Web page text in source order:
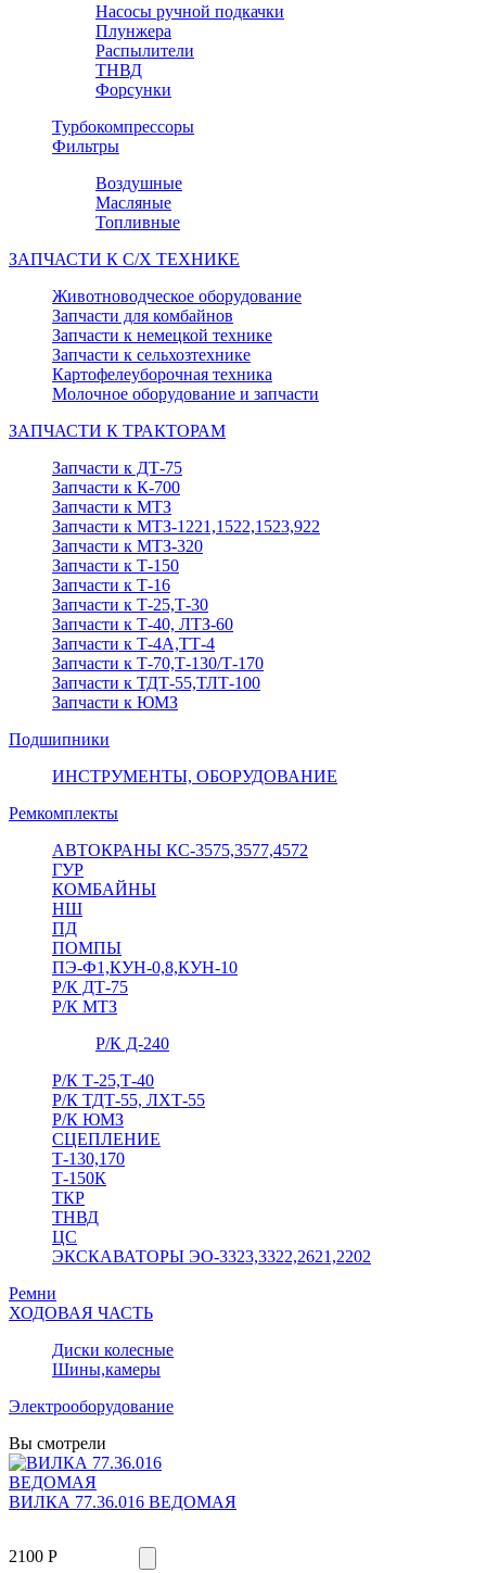
Насосы ручной подкачки
Плунжера
Распылители
ТНВД
Форсунки
Турбокомпрессоры
Фильтры
Воздушные
Масляные
Топливные
ЗАПЧАСТИ К С/Х ТЕХНИКЕ
Животноводческое оборудование
Запчасти для комбайнов
Запчасти к немецкой технике
Запчасти к сельхозтехнике
Картофелеуборочная техника
Молочное оборудование и запчасти
ЗАПЧАСТИ К ТРАКТОРАМ
Запчасти к ДТ-75
Запчасти к К-700
Запчасти к МТЗ
Запчасти к МТЗ-1221,1522,1523,922
Запчасти к МТЗ-320
Запчасти к Т-150
Запчасти к Т-16
Запчасти к Т-25,Т-30
Запчасти к Т-40, ЛТЗ-60
Запчасти к Т-4А,ТТ-4
Запчасти к Т-70,Т-130/Т-170
Запчасти к ТДТ-55,ТЛТ-100
Запчасти к ЮМЗ
Подшипники
ИНСТРУМЕНТЫ, ОБОРУДОВАНИЕ
Ремкомплекты
АВТОКРАНЫ КС-3575,3577,4572
ГУР
КОМБАЙНЫ
НШ
ПД
ПОМПЫ
ПЭ-Ф1,КУН-0,8,КУН-10
Р/К ДТ-75
Р/К МТЗ
Р/К Д-240
Р/К Т-25,Т-40
Р/К ТДТ-55, ЛХТ-55
Р/К ЮМЗ
СЦЕПЛЕНИЕ
Т-130,170
Т-150К
ТКР
ТНВД
ЦС
ЭКСКАВАТОРЫ ЭО-3323,3322,2621,2202
Ремни
ХОДОВАЯ ЧАСТЬ
Диски колесные
Шины,камеры
Электрооборудование
Вы смотрели
ВИЛКА 77.36.016 ВЕДОМАЯ
2100 Р